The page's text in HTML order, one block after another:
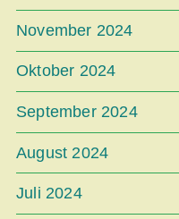
November 2024
Oktober 2024
September 2024
August 2024
Juli 2024